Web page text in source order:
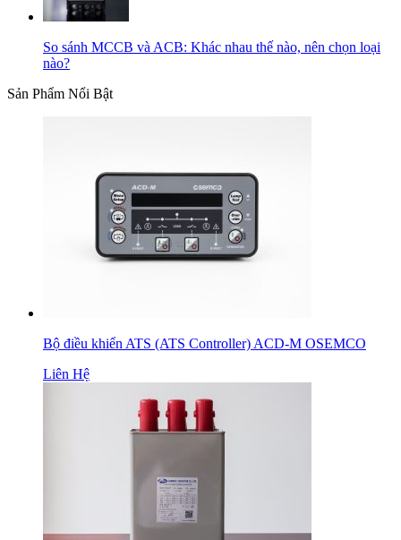
So sánh MCCB và ACB: Khác nhau thế nào, nên chọn loại
nào?
Sản Phẩm Nổi Bật
Bộ điều khiển ATS (ATS Controller) ACD-M OSEMCO
Liên Hệ